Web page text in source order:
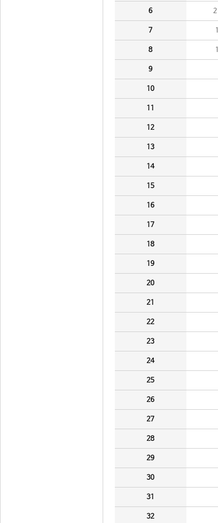
6
7
8
9
10
11
12
13
14
15
16
17
18
19
20
21
22
23
24
25
26
27
28
29
30
31
32